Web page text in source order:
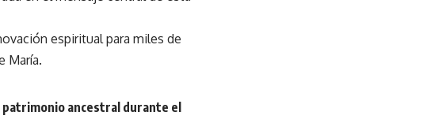
espiritual para miles de
María.
ancestral durante el